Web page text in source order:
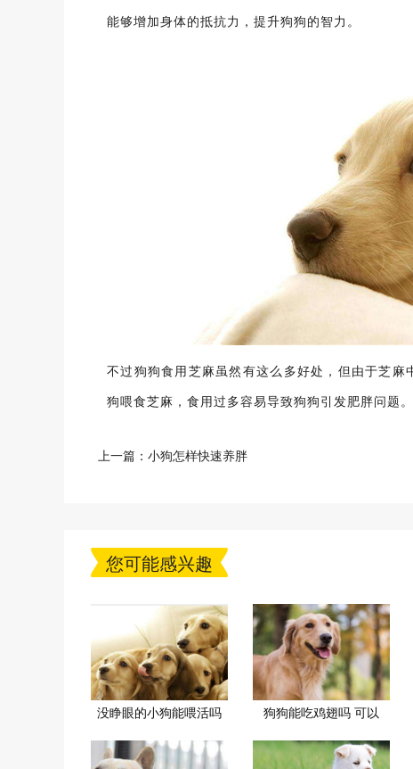
能够增加身体的抵抗力，提升狗狗的智力。
不过狗狗食用芝麻虽然有这么多好处，但由于芝
狗喂食芝麻，食用过多容易导致狗狗引发肥胖问题。
上一篇： 小狗怎样快速养胖
您可能感兴趣
没睁眼的小狗能喂活吗 狗狗能吃鸡翅吗 可以